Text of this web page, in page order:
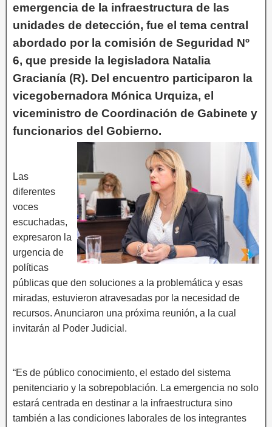
emergencia de la infraestructura de las
unidades de detección, fue el tema central
abordado por la comisión de Seguridad Nº
6, que preside la legisladora Natalia
Gracianía (R). Del encuentro participaron la
vicegobernadora Mónica Urquiza, el
viceministro de Coordinación de Gabinete y
funcionarios del Gobierno.
Las
diferentes
voces
escuchadas,
expresaron la
urgencia de
políticas
públicas que den soluciones a la problemática y esas
miradas, estuvieron atravesadas por la necesidad de
recursos. Anunciaron una próxima reunión, a la cual
invitarán al Poder Judicial.
“Es de público conocimiento, el estado del sistema
penitenciario y la sobrepoblación. La emergencia no solo
estará centrada en destinar a la infraestructura sino
también a las condiciones laborales de los integrantes